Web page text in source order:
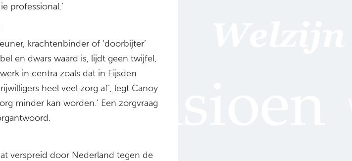
professional.’
krachtenbinder of ‘doorbijter’
en dwars waard is, lijdt geen twijfel,
in centra zoals dat in Eijsden
heel veel zorg af’, legt Canoy
minder kan worden.’ Een zorgvraag
verspreid door Nederland tegen de